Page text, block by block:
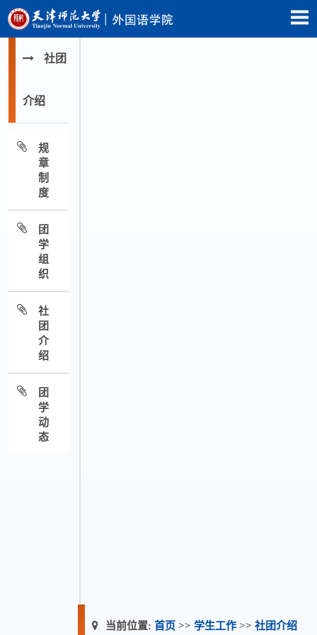
社团
介绍
规
章
制
度
团
学
组
织
社
团
介
绍
团
学
动
态
当前位置: 首页 >> 学生工作>> 社团介绍